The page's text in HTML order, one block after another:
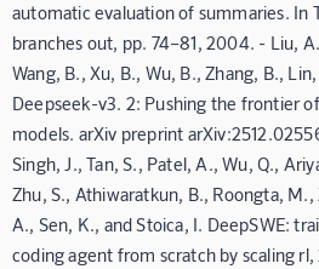
automatic evaluation of summaries. In
branches out, pp. 74–81, 2004. - Liu,
Wang, B., Xu, B., Wu, B., Zhang, B.,
Deepseek-v3. 2: Pushing the frontier
models. arXiv preprint
Singh, J., Tan, S., Patel, A., Wu, Q.,
Zhu, S., Athiwaratkun, B., Roongta, M.,
A., Sen, K., and Stoica, I. DeepSWE:
coding agent from scratch by scaling